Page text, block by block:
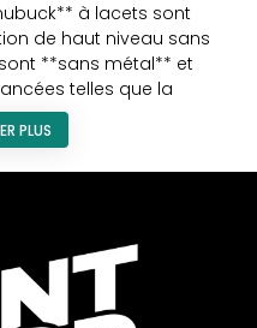
à lacets sont
de haut niveau sans
**sans métal** et
telles que la
offre un confort supérieur
PLUS